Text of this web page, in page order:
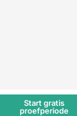
Start gratis
proefperiode